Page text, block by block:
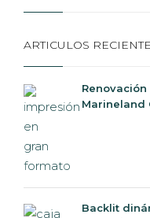
ARTICULOS
Marineland
Backlit